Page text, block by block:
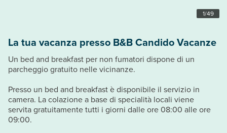
1/49
La tua vacanza presso B&B Candido Vacanze
Un bed and breakfast per non fumatori dispone di un
parcheggio gratuito nelle vicinanze.
Presso un bed and breakfast è disponibile il servizio in
camera. La colazione a base di specialità locali viene
servita gratuitamente tutti i giorni dalle ore 08:00 alle ore
09:00.